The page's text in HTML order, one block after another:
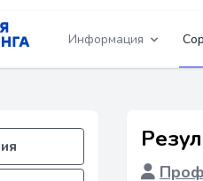
Информация